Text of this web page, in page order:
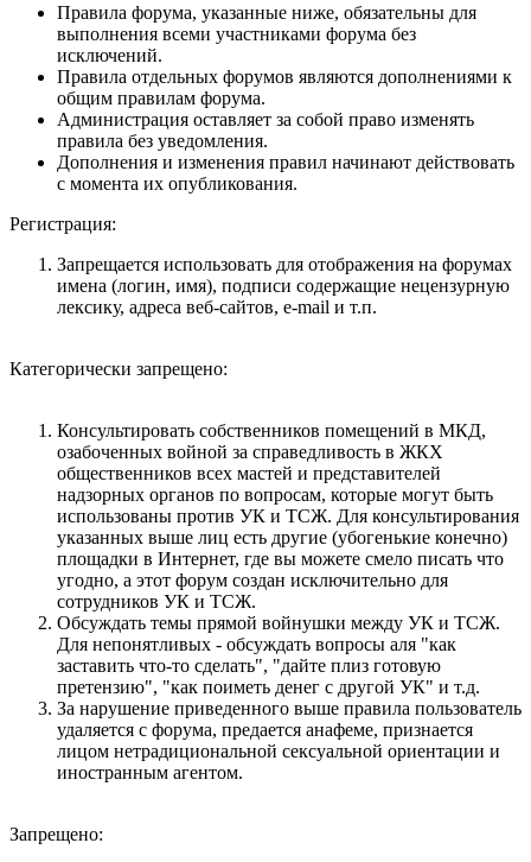
Правила форума, указанные ниже, обязательны для
выполнения всеми участниками форума без
исключений.
Правила отдельных форумов являются дополнениями к
общим правилам форума.
Администрация оставляет за собой право изменять
правила без уведомления.
Дополнения и изменения правил начинают действовать
с момента их опубликования.
Регистрация:
Запрещается использовать для отображения на форумах
имена (логин, имя), подписи содержащие нецензурную
лексику, адреса веб-сайтов, e-mail и т.п.
Категорически запрещено:
Консультировать собственников помещений в МКД,
озабоченных войной за справедливость в ЖКХ
общественников всех мастей и представителей
надзорных органов по вопросам, которые могут быть
использованы против УК и ТСЖ. Для консультирования
указанных выше лиц есть другие (убогенькие конечно)
площадки в Интернет, где вы можете смело писать что
угодно, а этот форум создан исключительно для
сотрудников УК и ТСЖ.
Обсуждать темы прямой войнушки между УК и ТСЖ.
Для непонятливых - обсуждать вопросы аля "как
заставить что-то сделать", "дайте плиз готовую
претензию", "как поиметь денег с другой УК" и т.д.
За нарушение приведенного выше правила пользователь
удаляется с форума, предается анафеме, признается
лицом нетрадициональной сексуальной ориентации и
иностранным агентом.
Запрещено: